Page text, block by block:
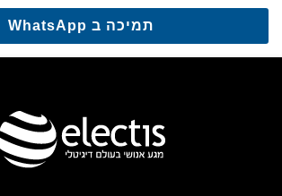
תמיכה ב WhatsApp